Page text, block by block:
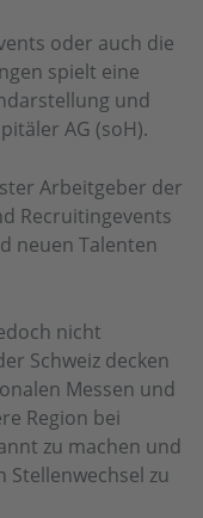
oder auch die
spielt eine
und
AG (soH).
Arbeitgeber der
Recruitingevents
neuen Talenten
nicht
Schweiz decken
Messen und
Region bei
zu machen und
Stellenwechsel zu